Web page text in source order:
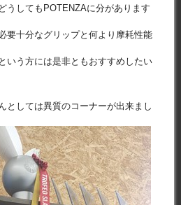
うしてもPOTENZAに分があります
要十分なグリップと何より摩耗性能
いう方には是非ともおすすめしたい
としては異質のコーナーが出来まし